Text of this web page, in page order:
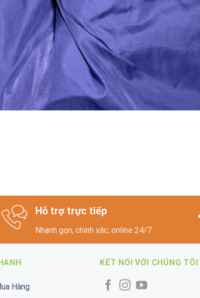
Hỗ trợ trực tiếp
Nhanh gọn, chính xác, online 24/7
Hàng
KẾT NỐI VỚI CHÚNG TÔI